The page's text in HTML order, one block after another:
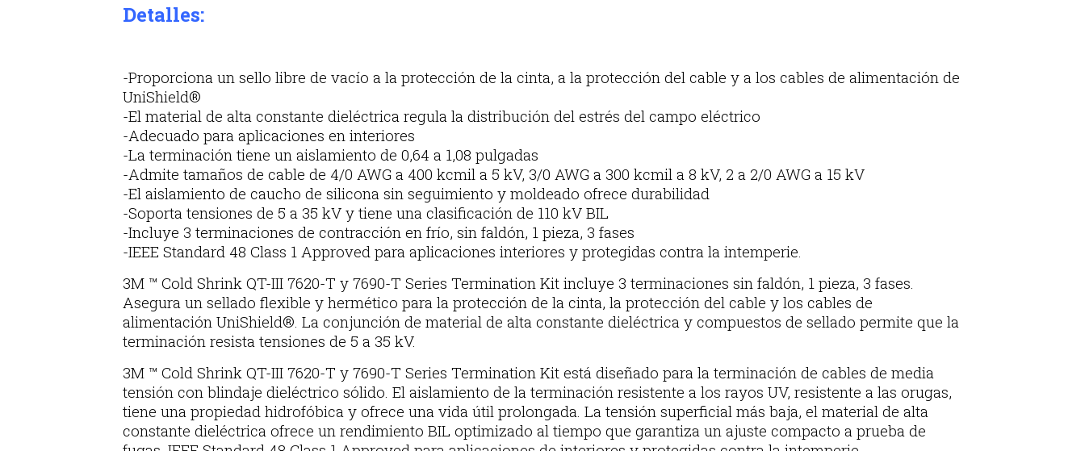
Detalles:
-Proporciona un sello libre de vacío a la protección de la cinta, a la protección del cable y a los cables de alimentación de
UniShield®
-El material de alta constante dieléctrica regula la distribución del estrés del campo eléctrico
-Adecuado para aplicaciones en interiores
-La terminación tiene un aislamiento de 0,64 a 1,08 pulgadas
-Admite tamaños de cable de 4/0 AWG a 400 kcmil a 5 kV, 3/0 AWG a 300 kcmil a 8 kV, 2 a 2/0 AWG a 15 kV
-El aislamiento de caucho de silicona sin seguimiento y moldeado ofrece durabilidad
-Soporta tensiones de 5 a 35 kV y tiene una clasificación de 110 kV BIL
-Incluye 3 terminaciones de contracción en frío, sin faldón, 1 pieza, 3 fases
-IEEE Standard 48 Class 1 Approved para aplicaciones interiores y protegidas contra la intemperie.
3M ™ Cold Shrink QT-III 7620-T y 7690-T Series Termination Kit incluye 3 terminaciones sin faldón, 1 pieza, 3 fases.
Asegura un sellado flexible y hermético para la protección de la cinta, la protección del cable y los cables de
alimentación UniShield®. La conjunción de material de alta constante dieléctrica y compuestos de sellado permite que la
terminación resista tensiones de 5 a 35 kV.
3M ™ Cold Shrink QT-III 7620-T y 7690-T Series Termination Kit está diseñado para la terminación de cables de media
tensión con blindaje dieléctrico sólido. El aislamiento de la terminación resistente a los rayos UV, resistente a las orugas,
tiene una propiedad hidrofóbica y ofrece una vida útil prolongada. La tensión superficial más baja, el material de alta
constante dieléctrica ofrece un rendimiento BIL optimizado al tiempo que garantiza un ajuste compacto a prueba de